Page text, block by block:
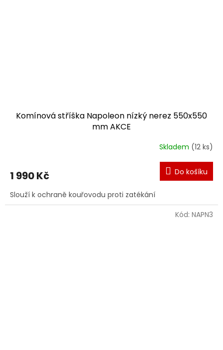
Komínová stříška Napoleon nízký nerez 550x550
mm AKCE
Skladem (12 ks)
1 990 Kč Do košíku
Slouží k ochraně kouřovodu proti zatékání
Kód: NAPN3